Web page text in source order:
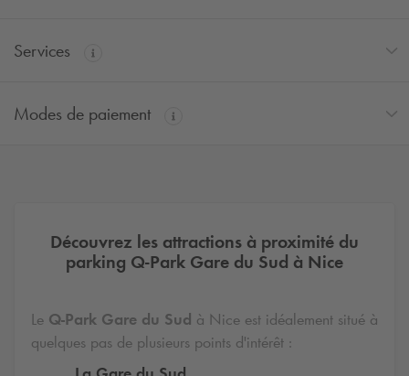
Services
Modes de paiement
Découvrez les attractions à proximité du
parking Q-Park Gare du Sud à Nice
Le Q-Park Gare du Sud à Nice est idéalement situé à
quelques pas de plusieurs points d'intérêt :